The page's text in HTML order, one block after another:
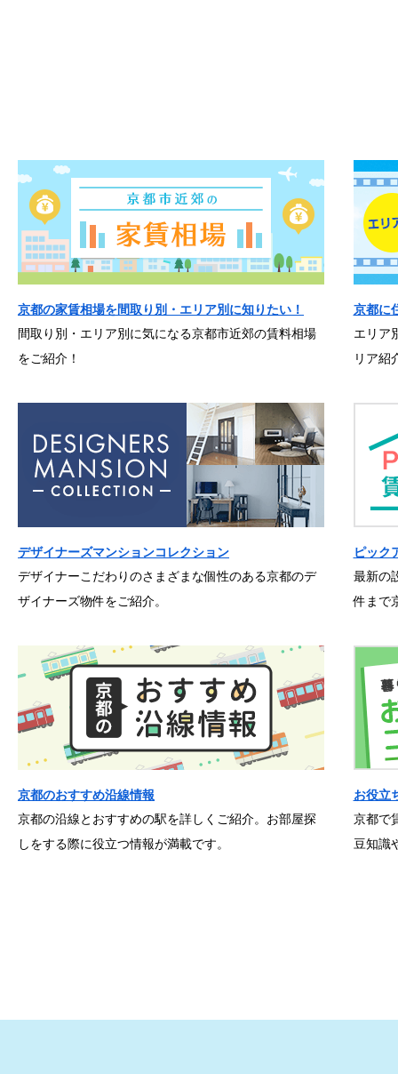
京都の家賃相場を間取り別・エリア別に知りたい！
間取り別・エリア別に気になる京都市近郊の賃料相場
をご紹介！
京都に
エリア
リア紹
デザイナーズマンションコレクション
デザイナーこだわりのさまざまな個性のある京都のデ
ザイナーズ物件をご紹介。
ピック
最新の
件まで
京都のおすすめ沿線情報
京都の沿線とおすすめの駅を詳しくご紹介。お部屋探
しをする際に役立つ情報が満載です。
お役立
京都で
豆知識